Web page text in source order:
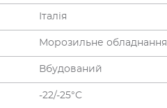
Італія
Морозильне обладнання
Вбудований
-22/-25°C